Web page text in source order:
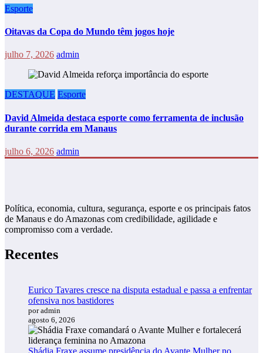
Esporte
Oitavas da Copa do Mundo têm jogos hoje
julho 7, 2026 admin
DESTAQUE Esporte
David Almeida destaca esporte como ferramenta de inclusão
durante corrida em Manaus
julho 6, 2026 admin
Política, economia, cultura, segurança, esporte e os principais fatos
de Manaus e do Amazonas com credibilidade, agilidade e
compromisso com a verdade.
Recentes
Eurico Tavares cresce na disputa estadual e passa a enfrentar
ofensiva nos bastidores
por admin
agosto 6, 2026
Shádia Fraxe assume presidência do Avante Mulher no